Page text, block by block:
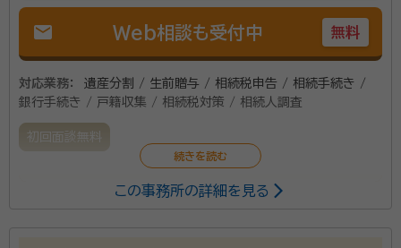
mail Web相談も受付中 無料
対応業務：
遺産分割 / 生前贈与 / 相続税申告 / 相続手続き /
銀行手続き / 戸籍収集 / 相続税対策 / 相続人調査
初回面談無料
相続対策、不動産有効活用等の資産税に強い専門スタッ
この事務所の詳細を見る